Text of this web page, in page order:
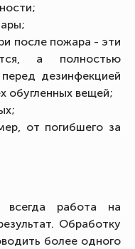
после пожара - эти
а полностью
дезинфекцией
обугленных вещей;
от погибшего за
работа на
Обработку
более одного